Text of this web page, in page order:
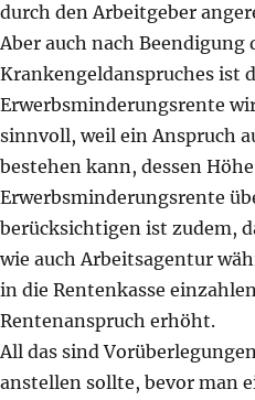
durch den Arbeitgeber
Aber auch nach Beendigung
Krankengeldanspruches ist
Erwerbsminderungsrente
sinnvoll, weil ein Anspruch
bestehen kann, dessen
Erwerbsminderungsrente
berücksichtigen ist zudem,
wie auch Arbeitsagentur
in die Rentenkasse
Rentenanspruch erhöht.
All das sind
anstellen sollte, bevor man